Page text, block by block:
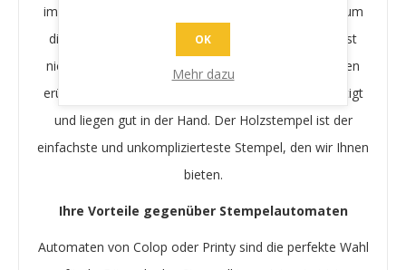
immer. Nutzen Sie unterschiedliche Stempelkissen, um
die Farbe schnell zu wechseln. Das Stempelkissen ist
nicht in den Stempel intergriert, was das Austauschen
erübrigt. Unsere Stempel sind aus edlem Holz gefertigt
und liegen gut in der Hand. Der Holzstempel ist der
einfachste und unkomplizierteste Stempel, den wir Ihnen
bieten.
Ihre Vorteile gegenüber Stempelautomaten
Automaten von Colop oder Printy sind die perfekte Wahl
OK
Mehr dazu